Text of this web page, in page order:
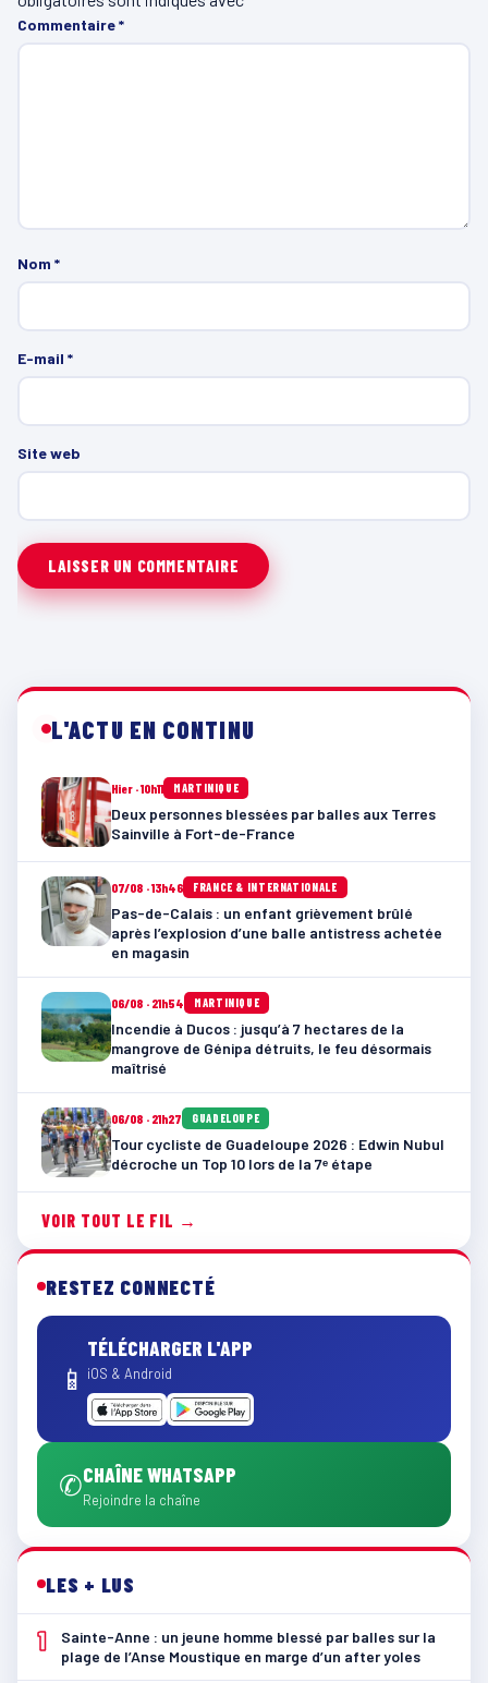
Commentaire*
Nom *
E-mail *
Site web
L'ACTU EN CONTINU
Hier · 10h11 MARTINIQUE
Deux personnes blessées par balles aux Terres
Sainville à Fort-de-France
07/08 · 13h46 FRANCE & INTERNATIONALE
Pas-de-Calais : un enfant grièvement brûlé
après l’explosion d’une balle antistress achetée
en magasin
06/08 · 21h54 MARTINIQUE
Incendie à Ducos : jusqu’à 7 hectares de la
mangrove de Génipa détruits, le feu désormais
maîtrisé
06/08 · 21h27 GUADELOUPE
Tour cycliste de Guadeloupe 2026 : Edwin Nubul
décroche un Top 10 lors de la 7ᵉ étape
VOIR TOUT LE FIL →
RESTEZ CONNECTÉ
📱
TÉLÉCHARGER L'APP
iOS & Android
✆CHAÎNE WHATSAPP
Rejoindre la chaîne
LES + LUS
1
Sainte-Anne : un jeune homme blessé par balles sur la
plage de l’Anse Moustique en marge d’un after yoles